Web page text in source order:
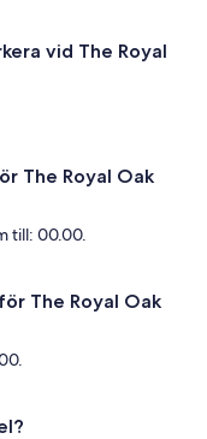
vid The Royal
The Royal Oak
till: 00.00.
The Royal Oak